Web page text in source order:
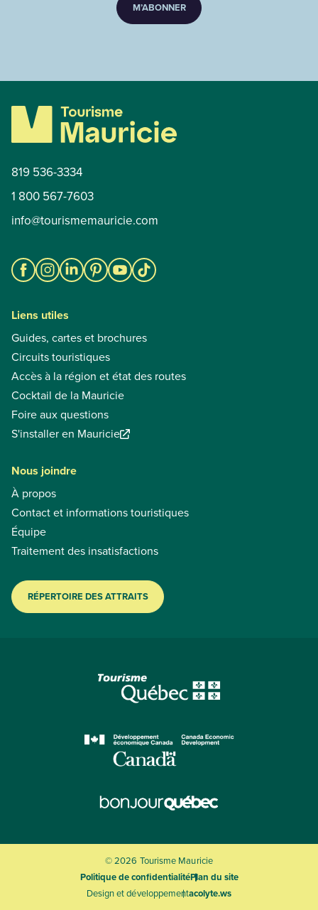
M’ABONNER
819 536-3334
1 800 567-7603
info@tourismemauricie.com
Liens utiles
Guides, cartes et brochures
Circuits touristiques
Accès à la région et état des routes
Cocktail de la Mauricie
Foire aux questions
S'installer en Mauricie
Nous joindre
À propos
Contact et informations touristiques
Équipe
Traitement des insatisfactions
RÉPERTOIRE DES ATTRAITS
© 2026 Tourisme Mauricie
Politique de confidentialitéPlan du site
Design et développementacolyte.ws